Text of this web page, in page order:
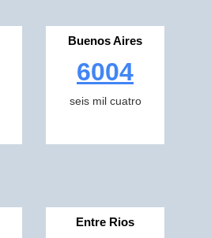
Buenos Aires
6004
seis mil cuatro
Entre Rios